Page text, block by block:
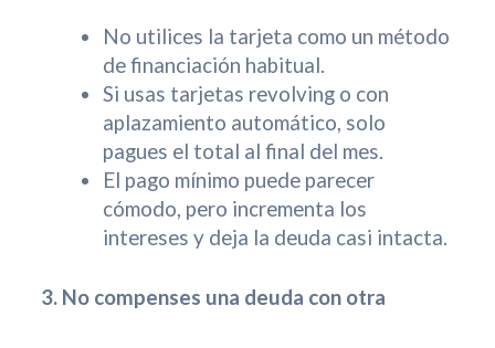
No utilices la tarjeta como un método
de financiación habitual.
Si usas tarjetas revolving o con
aplazamiento automático, solo
pagues el total al final del mes.
El pago mínimo puede parecer
cómodo, pero incrementa los
intereses y deja la deuda casi intacta.
3. No compenses una deuda con otra